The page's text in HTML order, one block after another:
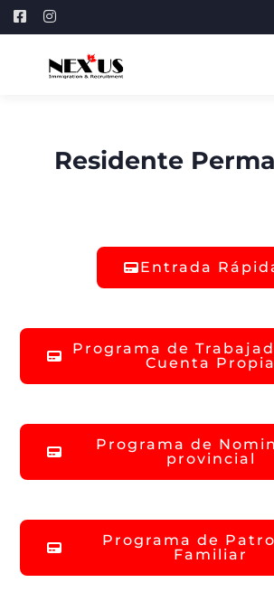
Residente
Entrada
Programa de
Cuenta Propia
Programa de
provincial
Programa de
Familiar